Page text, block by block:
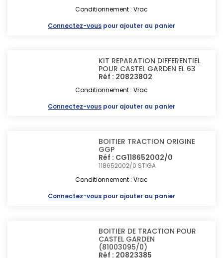
Conditionnement : Vrac
Connectez-vous pour ajouter au panier
KIT REPARATION DIFFERENTIEL
POUR CASTEL GARDEN EL 63
Réf : 20823802
Conditionnement : Vrac
Connectez-vous pour ajouter au panier
BOITIER TRACTION ORIGINE
GGP
Réf : CG118652002/0
118652002/0 STIGA
Conditionnement : Vrac
Connectez-vous pour ajouter au panier
BOITIER DE TRACTION POUR
CASTEL GARDEN
(81003095/0)
Réf : 20823385